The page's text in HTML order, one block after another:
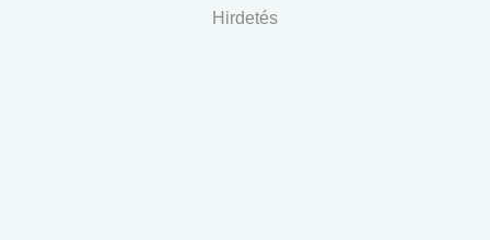
Hirdetés